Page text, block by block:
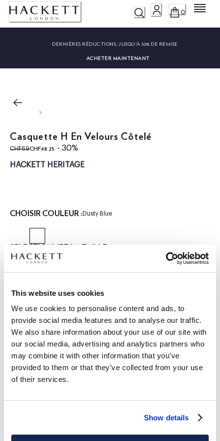
This website uses cookies
We use cookies to personalise content and ads, to
provide social media features and to analyse our traffic.
We also share information about your use of our site with
our social media, advertising and analytics partners who
may combine it with other information that you’ve
provided to them or that they’ve collected from your use
of their services.
Show details
0 Menu
DERNIÈRES RÉDUCTIONS: JUSQU'À 50% DE REMISE
ACHETER MAINTENANT
Casquette H En Velours Côtelé
CHF69
original price CHF69
CHF48.25
current price CHF48.25
- 30%
HACKETT HERITAGE
CHOISIR COULEUR : Dusty Blue
SÉLECTIONNEZ LA TAILLE :
DÉTAILS DU PRODUIT
DESCRIPTION
HM0400061
- Hackett Heritage
- Fabriquée en velours côtelé, offrant une finition texturée et
durable
- Marquage subtil à l'arrière pour un look discret et élégant
LIVRAISON ET RETOURS
Livraison et retours gratuits
Express: entre 48-72 heures ouvrables